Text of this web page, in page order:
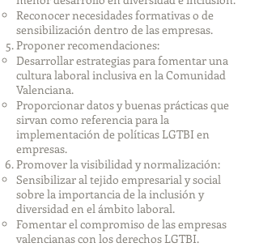
Reconocer necesidades formativas o de
sensibilización dentro de las empresas.
Proponer recomendaciones:
Desarrollar estrategias para fomentar una
cultura laboral inclusiva en la Comunidad
Valenciana.
Proporcionar datos y buenas prácticas que
sirvan como referencia para la
implementación de políticas LGTBI en
empresas.
Promover la visibilidad y normalización:
Sensibilizar al tejido empresarial y social
sobre la importancia de la inclusión y
diversidad en el ámbito laboral.
Fomentar el compromiso de las empresas
valencianas con los derechos LGTBI.